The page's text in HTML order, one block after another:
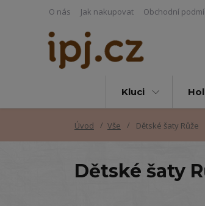
O nás Jak nakupovat Obchodní
Kluci
Úvod Vše Dětské šaty Růže
Dětské šaty